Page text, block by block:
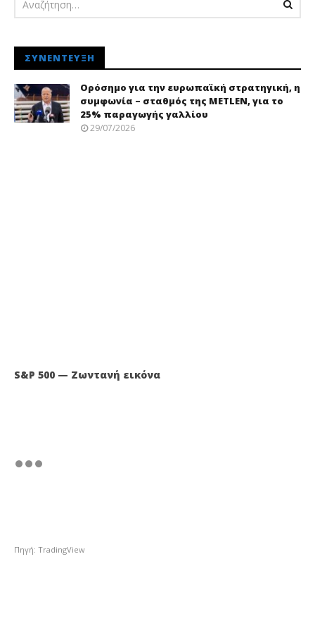
ΣΥΝΈΝΤΕΥΞΗ
Ορόσημο για την ευρωπαϊκή στρατηγική, η
συμφωνία – σταθμός της METLEN, για το
25% παραγωγής γαλλίου
29/07/2026
S&P 500 — Ζωντανή εικόνα
Πηγή: TradingView